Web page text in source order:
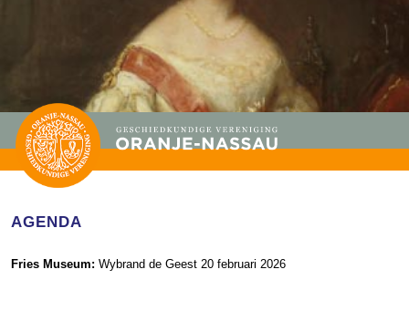
AGENDA
Fries Museum: Wybrand de Geest 20 februari 2026